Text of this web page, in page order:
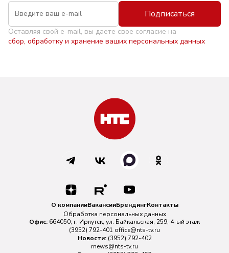
Подписаться
Оставляя свой e-mail, вы даете свое согласие на
сбор, обработку и хранение ваших персональных данных
О компанииВакансииБрендингКонтакты
Обработка персональных данных
Офис: 664050, г. Иркутск, ул. Байкальская, 259, 4-ый этаж
(3952) 792-401 office@nts-tv.ru
Новости: (3952) 792-402
rnews@nts-tv.ru